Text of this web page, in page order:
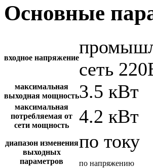
Основные
входное напряжение
сеть
максимальная
выходная мощность3.5 кВт
максимальная
потребляемая от
сети мощность
4.2 кВт
диапазон изменения
выходных
параметров
по току
по напряжению